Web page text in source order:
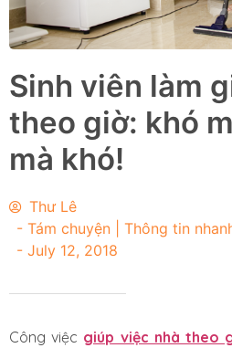
Sinh viên làm
theo giờ: khó
mà khó!
Thư Lê
- Tám chuyện | Thông tin
- July 12, 2018
Công việc giúp việc nhà theo